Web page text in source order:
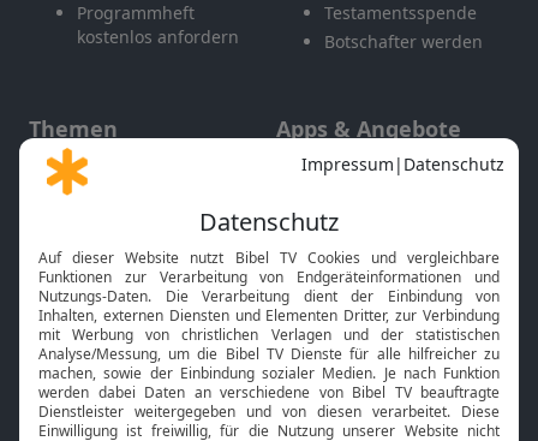
Programmheft
kostenlos anfordern
Testamentsspende
Botschafter werden
Themen
Gott und Bibel erklärt
Neuigkeiten
Apps & Angebote
Mobile App
Smart TV
HbbTV
Bibelthek Online-Bibel
Nächster Gottesdienst